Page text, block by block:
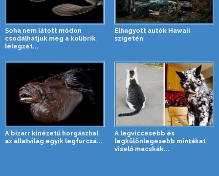
Soha nem látott módon
csodálhatjuk meg a kolibrik
lélegzet...
Elhagyott autók Hawaii
szigetén
A bizarr kinézetű horgászhal
az állatvilág egyik legfurcsá...
A legviccesebb és
legkülönlegesebb mintákat
viselő macskák...